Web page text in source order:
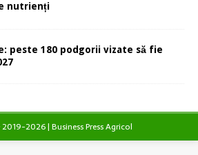
nutrienți
peste 180 podgorii vizate să fie
2026 | Business Press Agricol